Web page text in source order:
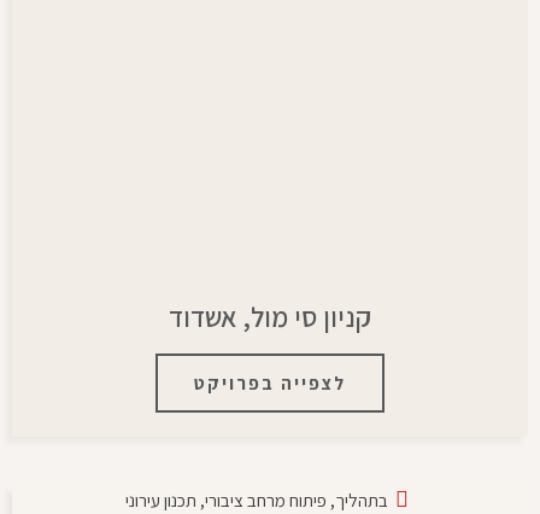
קניון סי מול, אשדוד
לצפייה בפרויקט
בתהליך, פיתוח מרחב ציבורי, תכנון עירוני